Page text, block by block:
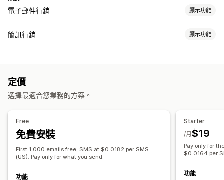
電子郵件行銷 顯示功能
行銷活動類型
瀏覽放棄內容
補貨電子郵件 挽回電子郵件
管理行銷活動
電子郵件網域
收集同意書 電子郵件收集清單
觸發條件與規則
簡訊行銷 顯示功能
排程訊息
分群 自訂顧客分群 選擇加入
購物車提醒 生日訊息
訂單確認
商品推薦
追蹤訂單
定價
選擇最適合您業務的方案。
Free
免費安裝
First 1,000 emails free, SMS at $0.0182 per SMS
(US). Pay only for what you send.
功能
Starter
$19
/月
Pay only for
$0.0164 per
功能